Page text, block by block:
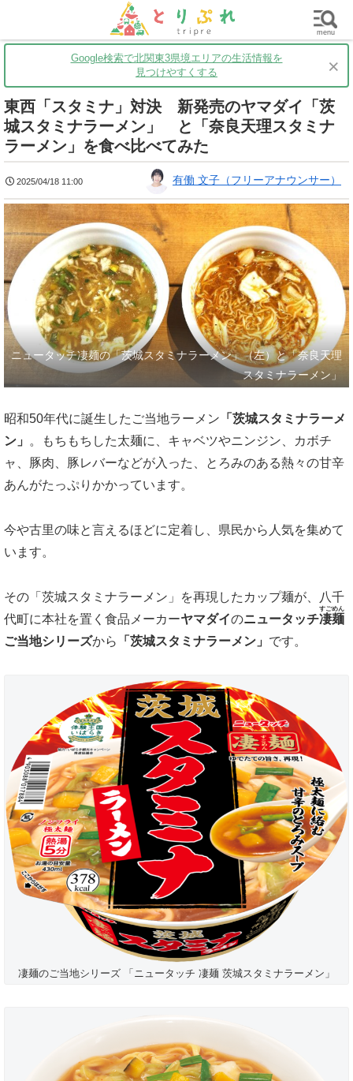
茨城 グルメ 買い物 子育て
Google検索で北関東3県境エリアの生活情報を
見つけやすくする
×
東西「スタミナ」対決 新発売のヤマダイ「茨
城スタミナラーメン」 と「奈良天理スタミナ
ラーメン」を食べ比べてみた
2025/04/18 11:00 有働 文子（フリーアナウンサー）
ニュータッチ凄麺の「茨城スタミナラーメン」（左）と「奈良天理
スタミナラーメン」
昭和50年代に誕生したご当地ラーメン 「茨城スタミナラーメ
ン」
。もちもちした太麺に、キャベツやニンジン、カボチ
ャ、豚肉、豚レバーなどが入った、とろみのある熱々の甘辛
あんがたっぷりかかっています。
今や古里の味と言えるほどに定着し、県民から人気を集めて
います。
その「茨城スタミナラーメン」を再現したカップ麺が、八千
代町に本社を置く食品メーカーヤマダイのニュータッチ凄麺
すごめん
ご当地シリーズから 「 茨城スタミナラーメン」 です。
凄麺のご当地シリーズ 「ニュータッチ 凄麺 茨城スタミナラーメン」
menu